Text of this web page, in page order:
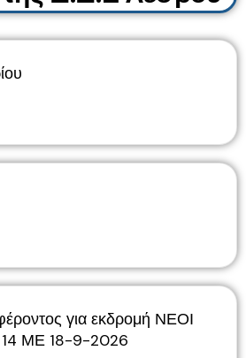
για εκδρομή ΝΕΟΙ
ΜΕ 18-9-2026